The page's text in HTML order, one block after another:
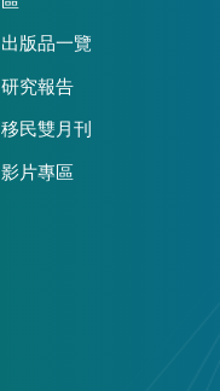
出版品一覽
研究報告
移民雙月刊
影片專區